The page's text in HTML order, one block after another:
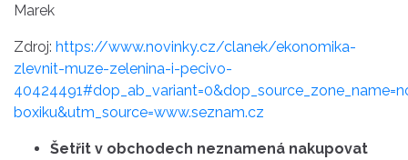
Marek
Zdroj: https://www.novinky.cz/clanek/ekonomika-
zlevnit-muze-zelenina-i-pecivo-
boxiku&utm_source=www.seznam.cz
Šetřit v obchodech neznamená nakupovat